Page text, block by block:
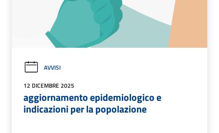
AVVISI
12 DICEMBRE 2025
aggiornamento epidemiologico e
indicazioni per la popolazione